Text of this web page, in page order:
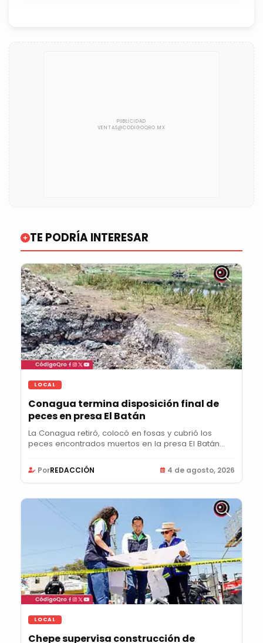
TE PODRÍA INTERESAR
LOCAL
Conagua termina disposición final de
peces en presa El Batán
La Conagua retiró, colocó en fosas y cubrió los
peces encontrados muertos en la presa El Batán
PorREDACCIÓN 4 de agosto, 2026
LOCAL
Chepe supervisa construcción de